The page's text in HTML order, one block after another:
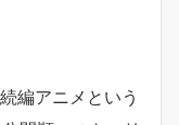
編アニメという